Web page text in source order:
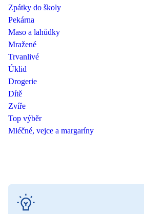
Zpátky do školy
Pekárna
Maso a lahůdky
Mražené
Trvanlivé
Úklid
Drogerie
Dítě
Zvíře
Top výběr
Mléčné, vejce a margaríny